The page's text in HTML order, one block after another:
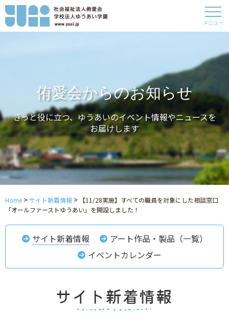
メニュー
侑愛会からのお知らせ
きっと役に立つ、ゆうあいのイベント情報やニュースを
お届けします
Home >サイト新着情報 >
【11/28実施】すべての職員を対象にした相談窓口
「オールファーストゆうあい」を開設しました！
サイト新着情報
アート作品・製品（一覧）
イベントカレンダー